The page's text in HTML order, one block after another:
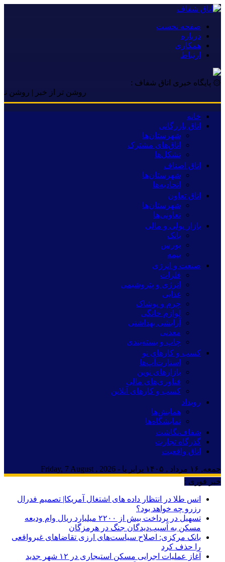
صفحه نخست
درباره
همکاری
ارتباط
۞ پایگاه خبری اتاق شفاف :
روشن تر از خبر | روشن تر از
خانه
اتاق بازرگانی
شهرستان‌ها
اتاق‌های مشترک
تشکل‌ها
اتاق اصناف
شهرستان‌ها
اتحادیه‌ها
اتاق تعاون
شهرستان‌ها
تعاونی‌ها
بازار پولی و مالی
بانک
بورس
بیمه
صنعت و انرژی
فلزات
انرژی و پتروشیمی
غذایی
چرم و پوشاک
لوازم خانگی
آرایشی بهداشتی
معدنی
چاپ و بسته‌بندی
کسب و کارهای نو
استارت‌آپ‌ها
بازارهای نوین
فناوری‌های مالی
کسب و کارهای آنلاین
رویداد
همایش‌ها
نمایشگاه‌ها
شفاف‌نگاشت
گذرگاه تجارت
اتاق واقعیت
جمعه, ۱۶ مرداد , ۱۴۰۵ برابر با - Friday, 7 August , 2026
خبر فوری :
انس طلا در انتظار داده های اشتغال آمریکا| تصمیم فدرال
رزرو چه خواهد بود؟
تسهیل در پرداخت بیش از ۲۲۰۰ میلیارد ریال وام ودیعه
مسکن به آسیب‌دیدگان جنگ در هرمزگان
بانک مرکزی: اصلاح سیاست‌های ارزی تقاضاهای غیرواقعی
را حذف کرد
آغاز عملیات اجرایی مسکن استیجاری در ۱۲ شهر جدید